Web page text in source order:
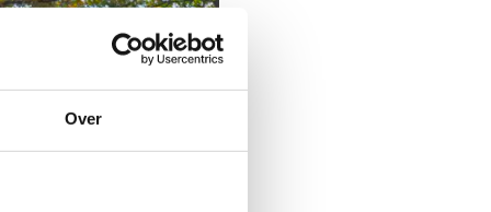
Over